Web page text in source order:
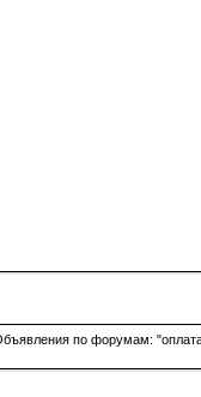
по форумам: